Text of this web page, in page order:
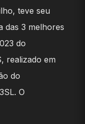
teve seu
das 3 melhores
do
realizado em
do
O